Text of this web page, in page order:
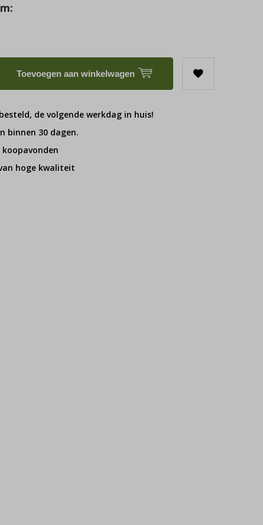
Toevoegen aan winkelwagen
de volgende werkdag in huis!
binnen 30 dagen.
koopavonden
hoge kwaliteit